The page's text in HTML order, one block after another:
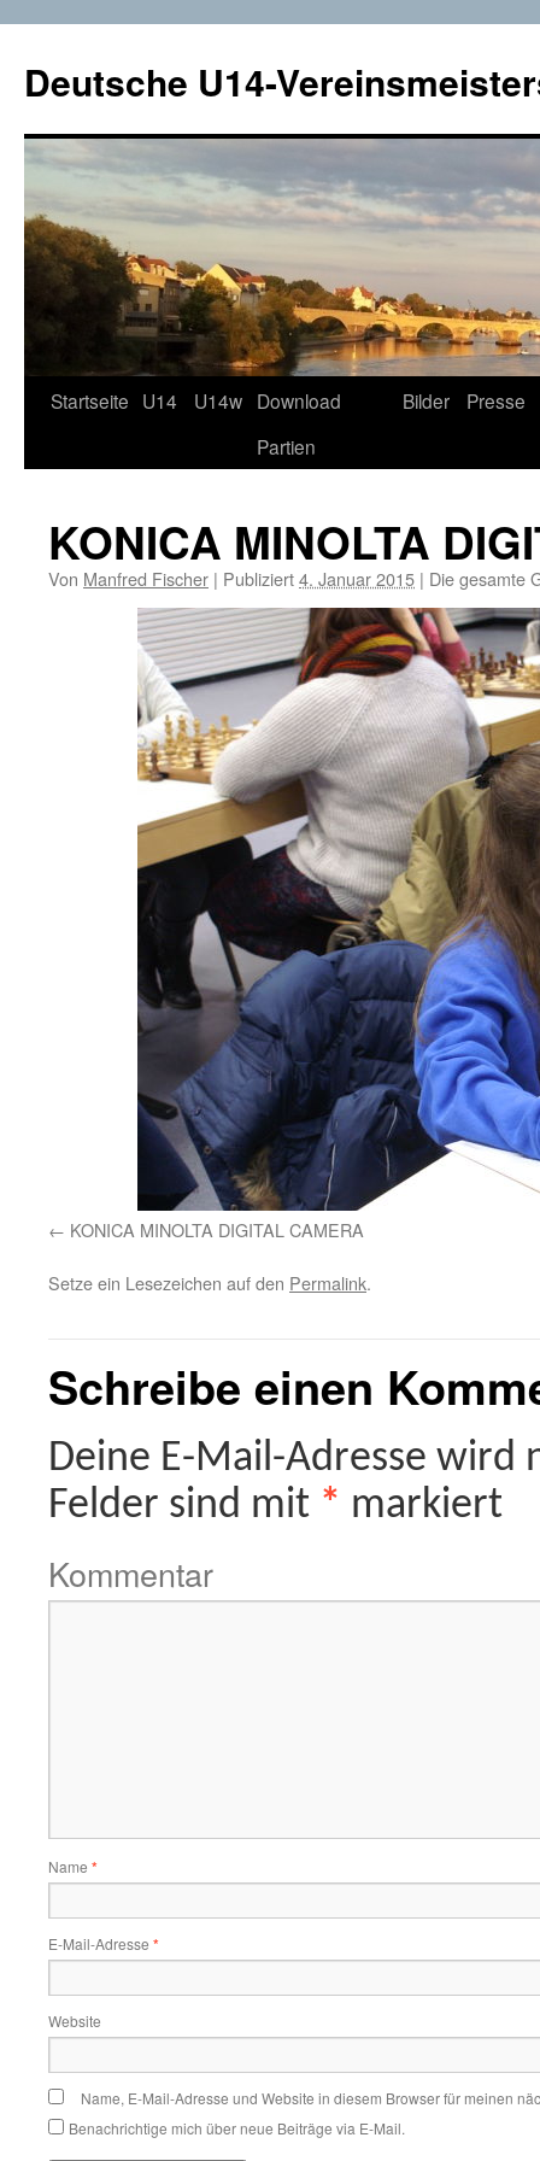
Deutsche U14-
Zum
Startseite U14 U14w Download
Partien
Bilder Presse
KONICA MINOLTA
Von Manfred Fischer | Publiziert4. Januar 2015 | Die gesamte
KONICA MINOLTA DIGITAL CAMERA
Setze ein Lesezeichen auf den Permalink.
Schreibe einen
Deine E-Mail-Adresse
Felder sind mit * markiert
Kommentar
Name *
E-Mail-Adresse *
Website
Name, E-Mail-Adresse und Website in diesem Browser für meinen
Benachrichtige mich über neue Beiträge via E-Mail.